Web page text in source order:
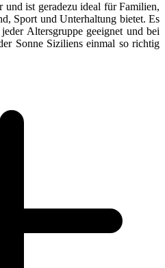
und ist geradezu ideal für Familien,
Sport und Unterhaltung bietet. Es
Altersgruppe geeignet und bei
Sonne Siziliens einmal so richtig